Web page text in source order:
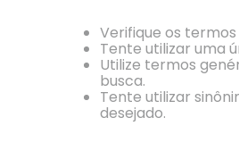
Verifique os
Tente utilizar uma
Utilize termos
busca.
Tente utilizar
desejado.